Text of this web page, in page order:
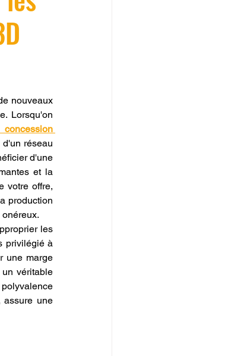
3D en ligne.
nouveaux
Lorsqu'on
réseau
d'une
et la
votre offre,
production
les
privilégié à
une marge
véritable
assure une